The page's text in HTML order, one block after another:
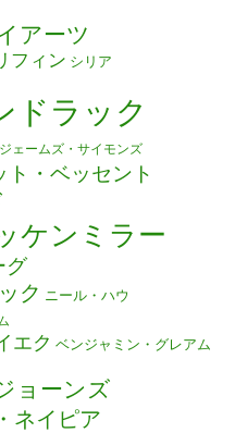
アーツ
フィン シリア
ドラック
ジェームズ・サイモンズ
ト・ベッセント
ケンミラー
グ
ク ニール・ハウ
エク ベンジャミン・グレアム
ョーンズ
ネイピア